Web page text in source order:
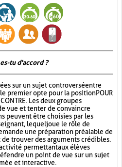
tu d'accord ?
sur un sujet controversé entre
premier opte pour la position POUR
Les deux groupes
vue et tenter de convaincre
peuvent être choisies par les
lequel joue le rôle de
une préparation préalable de
de trouver des arguments crédibles.
permettant aux élèves
un point de vue sur un sujet
et interactive.